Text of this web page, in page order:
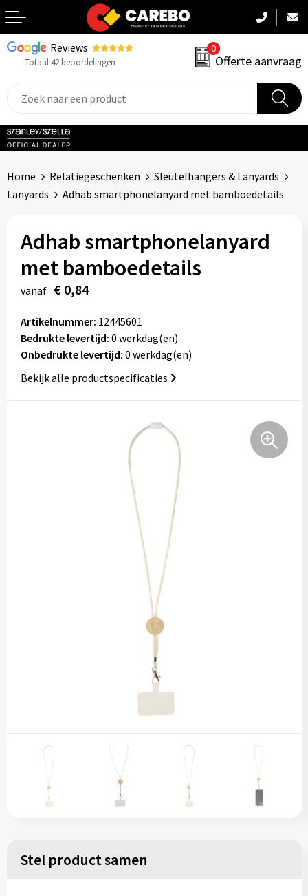
Reviews
Totaal 42 beoordelingen
0
Offerte aanvraag
Terug
Sportkleding
Handdoeken & Dekens
Kinderkleding
Tassen
Relatiegeschenken
Stickers
Home Relatiegeschenken
Sleutelhangers & Lanyards
Lanyards
Adhab smartphonelanyard met bamboedetails
Adhab smartphonelanyard
met bamboedetails
vanaf € 0,84
Artikelnummer: 12445601
Bedrukte levertijd: 0 werkdag(en)
Onbedrukte levertijd: 0 werkdag(en)
Bekijk alle productspecificaties
Stel product samen